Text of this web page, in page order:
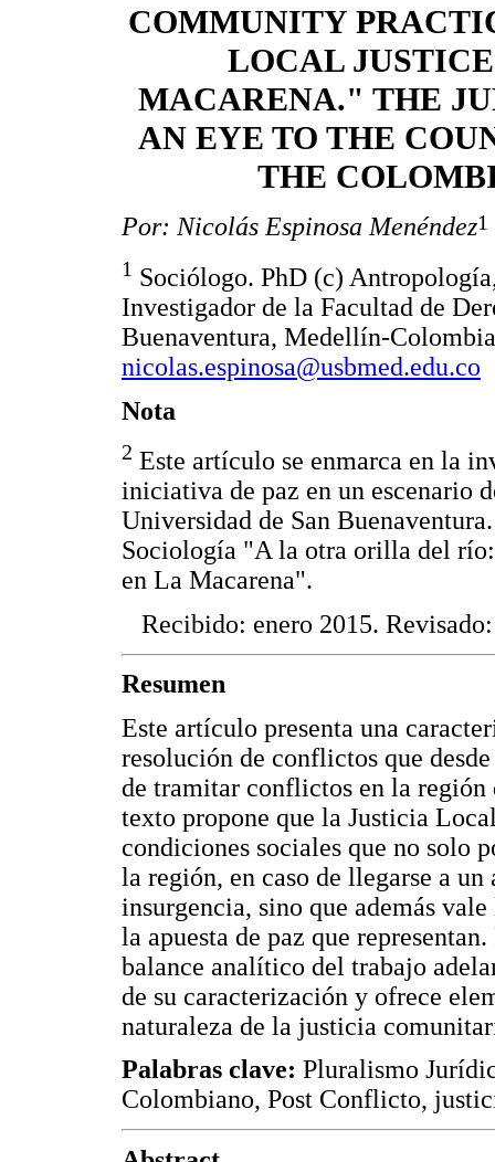
COMMUNITY
LOCAL
MACARENA." THE
AN EYE TO THE
THE
Por: Nicolás Espinosa Menéndez1
1 Sociólogo. PhD (c)
Investigador de la Facultad de
Buenaventura, Medellín-
nicolas.espinosa@usbmed.edu.co
Nota
2 Este artículo se enmarca en la
iniciativa de paz en un escenario
Universidad de San
Sociología "A la otra orilla del
en La Macarena".
Recibido: enero 2015.
Resumen
Este artículo presenta una
resolución de conflictos que
de tramitar conflictos en la
texto propone que la Justicia
condiciones sociales que no solo
la región, en caso de llegarse a
insurgencia, sino que además
la apuesta de paz que
balance analítico del trabajo
de su caracterización y ofrece
naturaleza de la justicia
Palabras clave: Pluralismo
Colombiano, Post Conflicto,